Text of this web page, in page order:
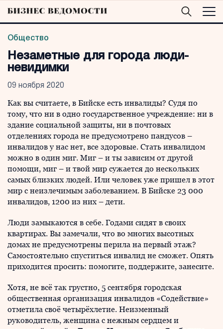
Общество
Незаметные для города люди-
невидимки
09 ноября 2020
Как вы считаете, в Бийске есть инвалиды? Судя по
тому, что ни в одно государственное учреждение: ни в
здание социальной защиты, ни в почтовых
отделениях города не предусмотрено пандусов –
инвалидов у нас нет, все здоровые. Стать инвалидом
можно в один миг. Миг – и ты зависим от другой
помощи, миг – и твой мир сужается до нескольких
самых близких людей. Или человек уже пришел в этот
мир с неизлечимым заболеванием. В Бийске 23 000
инвалидов, 1200 из них – дети.
Люди замыкаются в себе. Годами сидят в своих
квартирах. Вы замечали, что во многих высотных
домах не предусмотрены перила на первый этаж?
Самостоятельно спуститься инвалид не сможет. Опять
приходится просить: помогите, поддержите, занесите.
Хотя, не всё так грустно, 5 сентября городская
общественная организация инвалидов «Содействие»
отметила своё четырёхлетие. Неизменный
руководитель, женщина с нежным сердцем и